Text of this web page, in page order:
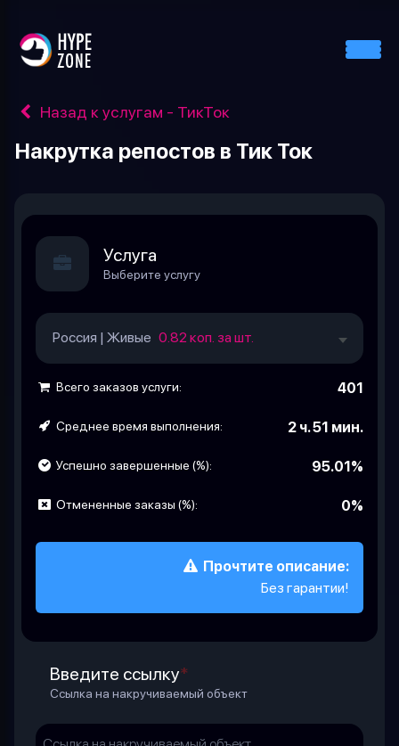
Назад к услугам - ТикТок
Накрутка репостов в Тик Ток
Услуга
Выберите услугу
Россия | Живые 0.82 коп. за шт.
Всего заказов услуги: 401
Среднее время выполнения: 2 ч. 51 мин.
Успешно завершенные (%): 95.01%
Отмененные заказы (%): 0%
Прочтите описание:
Без гарантии!
Введите ссылку*
Ссылка на накручиваемый объект